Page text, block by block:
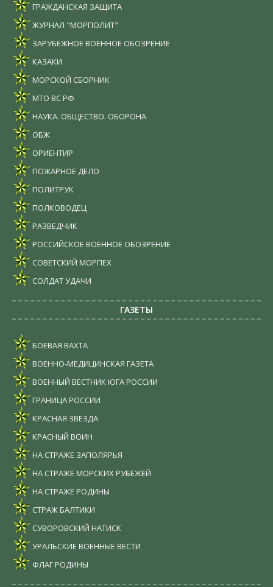
ГРАЖДАНСКАЯ ЗАЩИТА
ЖУРНАЛ "МОРПОЛИТ"
ЗАРУБЕЖНОЕ ВОЕННОЕ ОБОЗРЕНИЕ
КАЗАКИ
МОРСКОЙ СБОРНИК
МТО ВС РФ
НАУКА. ОБЩЕСТВО. ОБОРОНА
ОБЖ
ОРИЕНТИР
ПОЖАРНОЕ ДЕЛО
ПОЛИТРУК
ПОЛКОВОДЕЦ
РАЗВЕДЧИК
РОССИЙСКОЕ ВОЕННОЕ ОБОЗРЕНИЕ
СОВЕТСКИЙ МОРПЕХ
СОЛДАТ УДАЧИ
ГАЗЕТЫ
БОЕВАЯ ВАХТА
ВОЕННО-МЕДИЦИНСКАЯ ГАЗЕТА
ВОЕННЫЙ ВЕСТНИК ЮГА РОССИИ
ГРАНИЦА РОССИИ
КРАСНАЯ ЗВЕЗДА
КРАСНЫЙ ВОИН
НА СТРАЖЕ ЗАПОЛЯРЬЯ
НА СТРАЖЕ МОРСКИХ РУБЕЖЕЙ
НА СТРАЖЕ РОДИНЫ
СТРАЖ БАЛТИКИ
СУВОРОВСКИЙ НАТИСК
УРАЛЬСКИЕ ВОЕННЫЕ ВЕСТИ
ФЛАГ РОДИНЫ